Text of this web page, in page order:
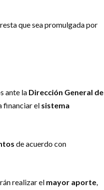
que sea promulgada por
ante la Dirección General de
financiar el sistema
de acuerdo con
realizar el mayor aporte,